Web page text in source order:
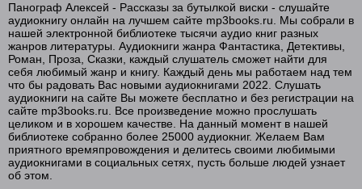
Панограф Алексей - Рассказы за бутылкой виски - слушайте
аудиокнигу онлайн на лучшем сайте mp3books.ru. Мы собрали в
нашей электронной библиотеке тысячи аудио книг разных
жанров литературы. Аудиокниги жанра Фантастика, Детективы,
Роман, Проза, Сказки, каждый слушатель сможет найти для
себя любимый жанр и книгу. Каждый день мы работаем над тем
что бы радовать Вас новыми аудиокнигами 2022. Слушать
аудиокниги на сайте Вы можете бесплатно и без регистрации на
сайте mp3books.ru. Все произведение можно прослушать
целиком и в хорошем качестве. На данный момент в нашей
библиотеке собранно более 25000 аудиокниг. Желаем Вам
приятного времяпровождения и делитесь своими любимыми
аудиокнигами в социальных сетях, пусть больше людей узнает
об этом.